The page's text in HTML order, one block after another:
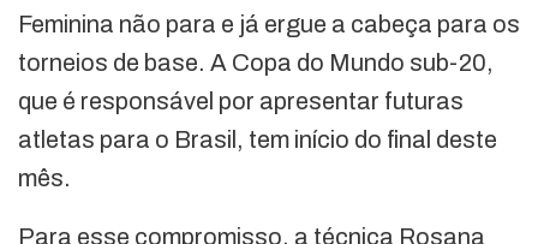
Feminina não para e já ergue a cabeça para os
torneios de base. A Copa do Mundo sub-20,
que é responsável por apresentar futuras
atletas para o Brasil, tem início do final deste
mês.
Para esse compromisso, a técnica Rosana